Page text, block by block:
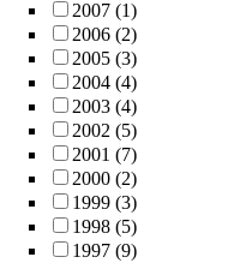
2007 (1)
2006 (2)
2005 (3)
2004 (4)
2003 (4)
2002 (5)
2001 (7)
2000 (2)
1999 (3)
1998 (5)
1997 (9)